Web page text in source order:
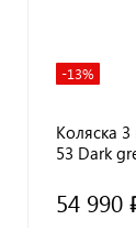
-13%
Коляска
53 Dark
54 990